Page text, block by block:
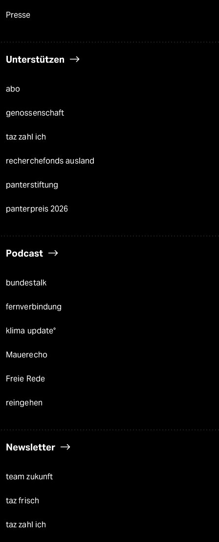
Presse
Unterstützen
abo
genossenschaft
taz zahl ich
recherchefonds ausland
panterstiftung
panterpreis 2026
Podcast
bundestalk
fernverbindung
klima update°
Mauerecho
Freie Rede
reingehen
Newsletter
team zukunft
taz frisch
taz zahl ich